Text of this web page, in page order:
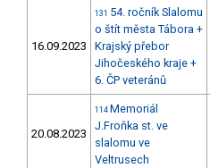
16.09.2023
131 54. ročník Slalomu
o štít města Tábora +
Krajský přebor
Jihočeského kraje +
6. ČP veteránů
20.08.2023
114 Memoriál
J.Froňka st. ve
slalomu ve
Veltrusech